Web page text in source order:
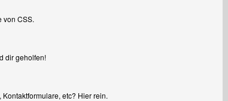
von CSS.
dir geholfen!
etc? Hier rein.